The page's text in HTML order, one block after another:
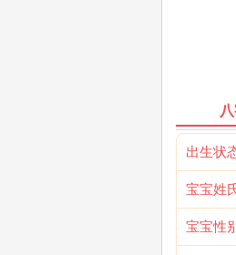
出生状
宝宝姓
宝宝性别